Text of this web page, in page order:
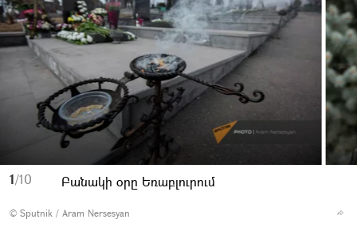
1/10
© Sputnik / Aram Nersesyan
Բանակի օրը Եռաբլուրում